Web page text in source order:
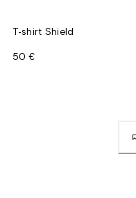
T-shirt Shield
50 €